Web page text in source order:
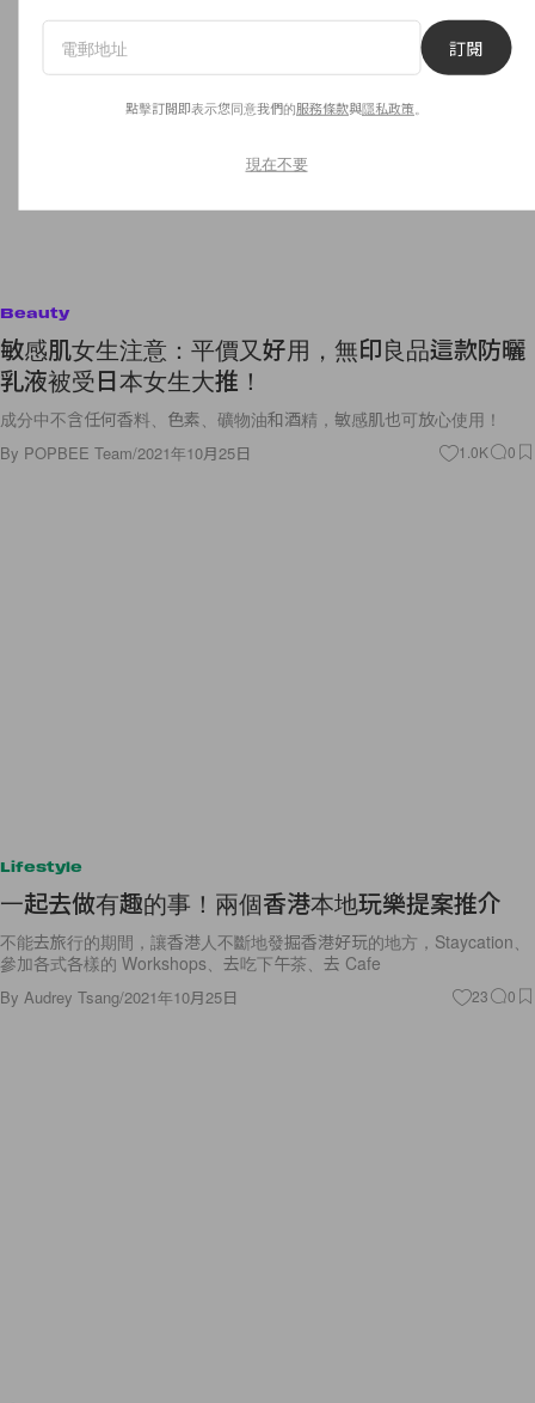
Beauty
敏感肌女生注意：平價又好用，無印良品這款防曬
乳液被受日本女生大推！
成分中不含任何香料、色素、礦物油和酒精，敏感肌也可放心使用！
By POPBEE Team/2021年10月25日 1.0K 0
Lifestyle
一起去做有趣的事！兩個香港本地玩樂提案推介
不能去旅行的期間，讓香港人不斷地發掘香港好玩的地方，Staycation、
參加各式各樣的 Workshops、去吃下午茶、去 Cafe
By Audrey Tsang/2021年10月25日 23 0
訂閱
點擊訂閱即表示您同意我們的服務條款與隱私政策
現在不要